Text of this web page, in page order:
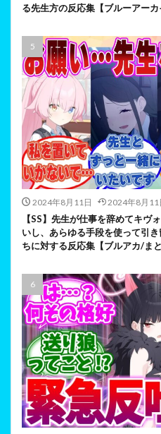
る先生方の反応集【ブルーアーカ
2024年8月11日 2024年8月11
【SS】先生が仕事を辞めてキヴ
いし、あらゆる手段を使って引
ちに対する反応集【ブルアカ/ま